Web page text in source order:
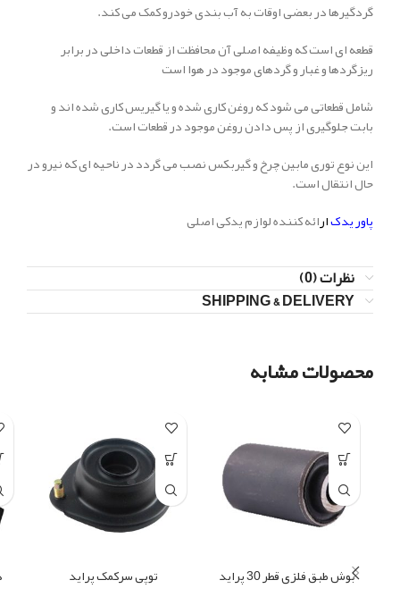
گردگیرها در بعضی اوقات به آب بندی خودرو کمک می کند.
قطعه ای است که وظیفه اصلی آن محافظت از قطعات داخلی در برابر
ریزگردها و غبار و گردهای موجود در هوا است
شامل قطعاتی می شود که روغن کاری شده و یا گیریس کاری شده اند و
بابت جلوگیری از پس دادن روغن موجود در قطعات است.
این نوع توری مابین چرخ و گیربکس نصب می گردد در ناحیه ای که نیرو در
حال انتقال است.
پاور یدکارائه کننده لوازم یدکی اصلی
نظرات (0)
SHIPPING & DELIVERY
محصولات مشابه
بوش طبق فلزی قطر 30 پراید
توپی سرکمک پراید